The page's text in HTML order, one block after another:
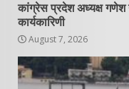
कांग्रेस प्रदेश अध्यक्ष गणेश
कार्यकारिणी
August 7, 2026